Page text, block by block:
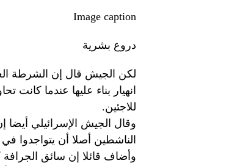
Image caption
دروع بشرية
لكن الجيش قال إن الشرطة
انهيار بناء عليها عندما
للاجئين.
وقال الجيش الإسرائيلي أيضا
الناشطين أصلا أن يتواجدوا
وأضاف قائلا إن سائق